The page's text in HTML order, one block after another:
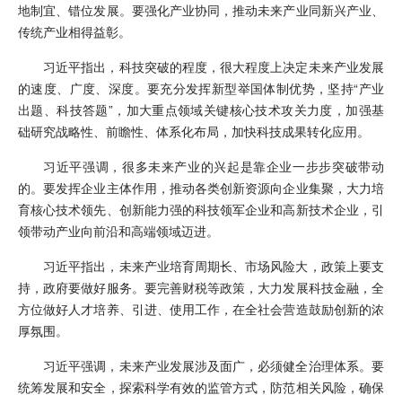
地制宜、错位发展。要强化产业协同，推动未来产业同新兴产业、
传统产业相得益彰。
习近平指出，科技突破的程度，很大程度上决定未来产业发展
的速度、广度、深度。要充分发挥新型举国体制优势，坚持“产业
出题、科技答题”，加大重点领域关键核心技术攻关力度，加强基
础研究战略性、前瞻性、体系化布局，加快科技成果转化应用。
习近平强调，很多未来产业的兴起是靠企业一步步突破带动
的。要发挥企业主体作用，推动各类创新资源向企业集聚，大力培
育核心技术领先、创新能力强的科技领军企业和高新技术企业，引
领带动产业向前沿和高端领域迈进。
习近平指出，未来产业培育周期长、市场风险大，政策上要支
持，政府要做好服务。要完善财税等政策，大力发展科技金融，全
方位做好人才培养、引进、使用工作，在全社会营造鼓励创新的浓
厚氛围。
习近平强调，未来产业发展涉及面广，必须健全治理体系。要
统筹发展和安全，探索科学有效的监管方式，防范相关风险，确保